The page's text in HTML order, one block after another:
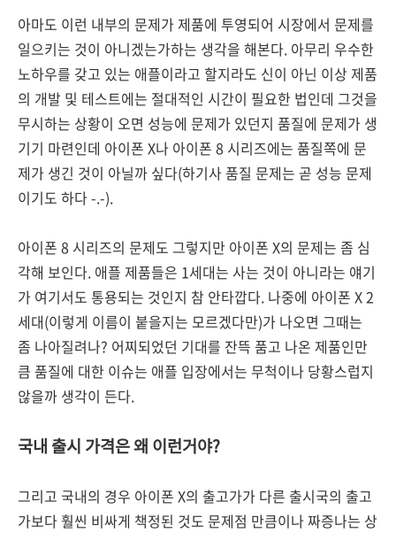
아마도 이런 내부의 문제가 제품에 투영되어 시장에서 문제를
일으키는 것이 아니겠는가하는 생각을 해본다. 아무리 우수한
노하우를 갖고 있는 애플이라고 할지라도 신이 아닌 이상 제품
의 개발 및 테스트에는 절대적인 시간이 필요한 법인데 그것을
무시하는 상황이 오면 성능에 문제가 있던지 품질에 문제가 생
기기 마련인데 아이폰 X나 아이폰 8 시리즈에는 품질쪽에 문
제가 생긴 것이 아닐까 싶다(하기사 품질 문제는 곧 성능 문제
이기도 하다 -.-).
아이폰 8 시리즈의 문제도 그렇지만 아이폰 X의 문제는 좀 심
각해 보인다. 애플 제품들은 1세대는 사는 것이 아니라는 얘기
가 여기서도 통용되는 것인지 참 안타깝다. 나중에 아이폰 X 2
세대(이렇게 이름이 붙을지는 모르겠다만)가 나오면 그때는
좀 나아질려나? 어찌되었던 기대를 잔뜩 품고 나온 제품인만
큼 품질에 대한 이슈는 애플 입장에서는 무척이나 당황스럽지
않을까 생각이 든다.
국내 출시 가격은 왜 이런거야?
그리고 국내의 경우 아이폰 X의 출고가가 다른 출시국의 출고
가보다 훨씬 비싸게 책정된 것도 문제점 만큼이나 짜증나는 상